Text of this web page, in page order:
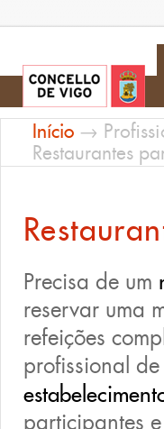
Início →
Restaurantes
Precisa de um
reservar uma
refeições
profissional
participantes